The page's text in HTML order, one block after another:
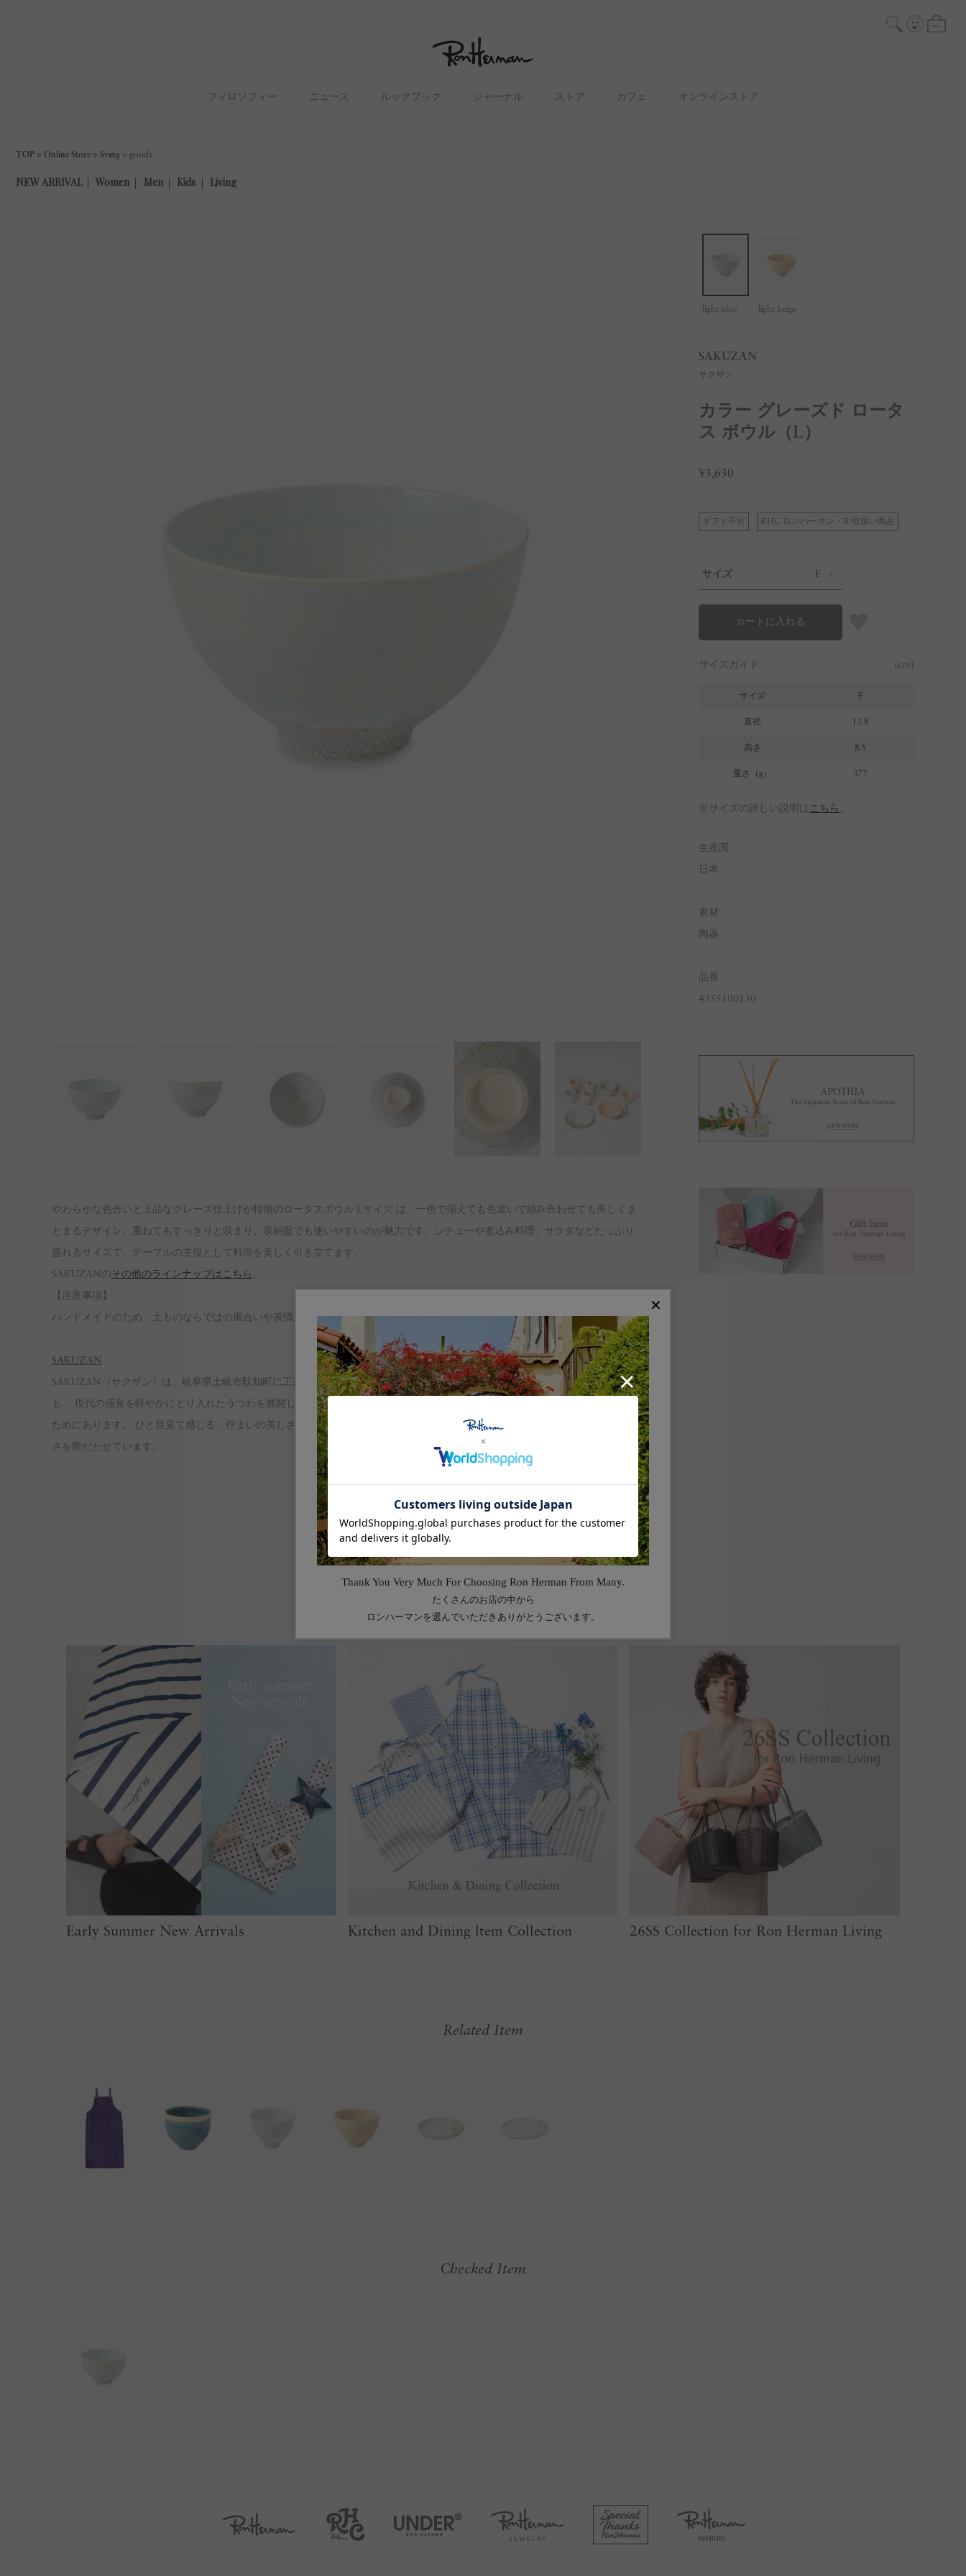
フィロソフィー ニュース ルックブック ジャーナル ストア カフェ オンラインストア
TOP Online Store living goods
やわらかな色合いと上品なグレーズ仕上げが特徴のロータスボウル Lサイズ は、一色で揃えても色違いで組み合わせても美しくま
とまるデザイン。重ねてもすっきりと収まり、収納面でも使いやすいのが魅力です。シチューや煮込み料理、サラダなどたっぷり
盛れるサイズで、テーブルの主役として料理を美しく引き立てます。
SAKUZANのその他のラインナップはこちら
【注意事項】
ハンドメイドのため、土ものならではの風合いや表情がひとつひとつ異なりますので、あらかじめご了承くださいませ。
SAKUZAN
SAKUZAN（サクザン）は、岐阜県土岐市駄知町に工房を構える、美濃焼の窯元です。美濃焼の伝統を育んだ風土に根ざしながら
も、 現代の感覚を軽やかにとり入れたうつわを展開しています。SAKUZANのうつわを形づくるすべては、そこに盛られる料理の
ためにあります。 ひと目見て感じる、佇まいの美しさや、使って初めて気がつく、機能美。それらひとつひとつが、料理の美味し
さを際だたせています。
light blue light beige
SAKUZAN
サクザン
カラー グレーズド ロータ
ス ボウル（L）
¥3,630
ギフト不可 RHC ロンハーマン・R 取扱い商品
サイズ F
カートに入れる
サイズガイド (cm)
サイズ F
直径 13.8
高さ 8.5
重さ（g） 377
※サイズの詳しい説明は こちら
生産国
日本
素材
陶器
品番
4355100130
Feature
Early Summer New Arrivals Kitchen and Dining ltem Collection 26SS Collection for Ron Herman Living
Related Item
Checked Item